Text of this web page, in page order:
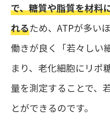
で、糖質や脂質を材料
れるため、ATPが多い
働きが良く「若々しい
まり、老化細胞にリポ
量を測定することで、
とができるのです。